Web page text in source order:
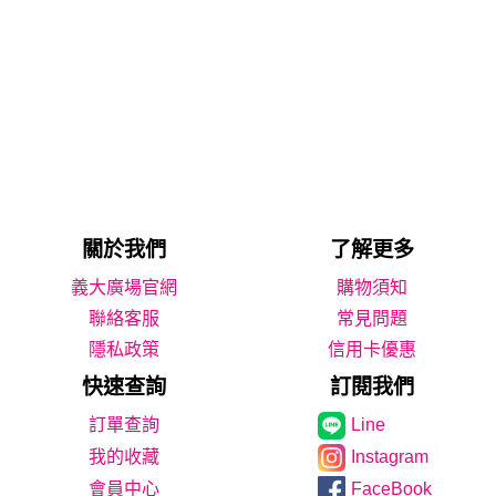
關於我們 了解更多
義大廣場官網
購物須知
聯絡客服
常見問題
隱私政策
信用卡優惠
快速查詢 訂閱我們
Line
我的收藏
Instagram
會員中心
FaceBook